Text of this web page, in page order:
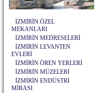
İZMİRİN ÖZEL
MEKANLARI
İZMİRİN MEDRESELERİ
İZMİRİN LEVANTEN
EVLERİ
İZMİRİN ÖREN YERLERİ
İZMİRİN MÜZELERİ
İZMİRİN ENDÜSTRİ
MİRASI